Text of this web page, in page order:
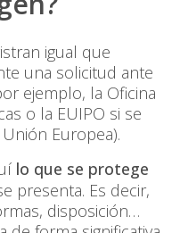
igual que
una solicitud ante
ejemplo, la Oficina
o la EUIPO si se
Europea).
lo que se protege
presenta. Es decir,
disposición…